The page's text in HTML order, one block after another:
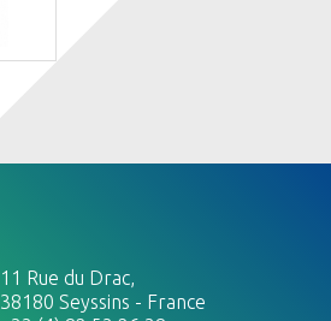
11 Rue du Drac,
38180 Seyssins - France